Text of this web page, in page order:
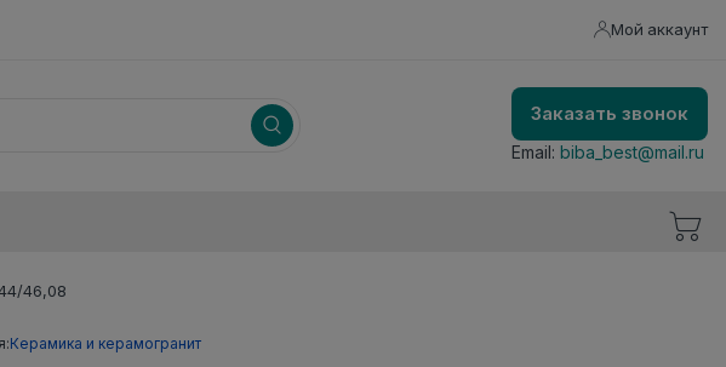
Мой аккаунт
Заказать звонок
Email: biba_best@mail.ru
46,08
Керамика и керамогранит